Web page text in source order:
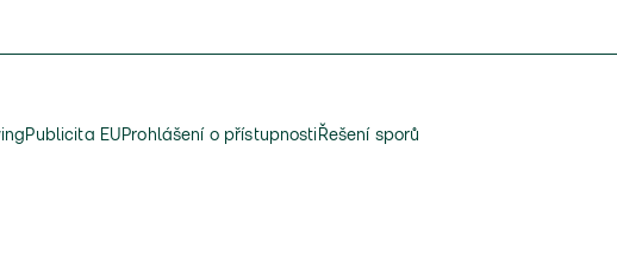
Publicita EU Prohlášení o přístupnosti Řešení sporů